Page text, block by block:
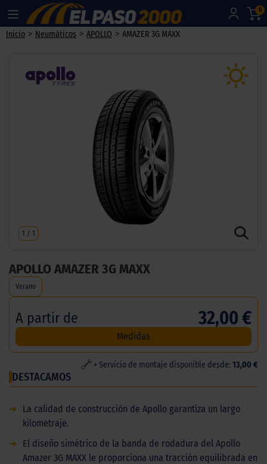
0
Inicio > Neumáticos > APOLLO > AMAZER 3G MAXX
1 / 1
APOLLO AMAZER 3G MAXX
Verano
A partir de 32,00 €
Medidas
+ Servicio de montaje disponible desde: 13,00 €
DESTACAMOS
➜
La calidad de construcción de Apollo garantiza un largo
kilometraje.
➜
El diseño simétrico de la banda de rodadura del Apollo
Amazer 3G MAXX le proporciona una tracción equilibrada en